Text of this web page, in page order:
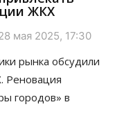
ЖКХ
мая 2025, 17:30
рынка обсудили
Реновация
городов» в